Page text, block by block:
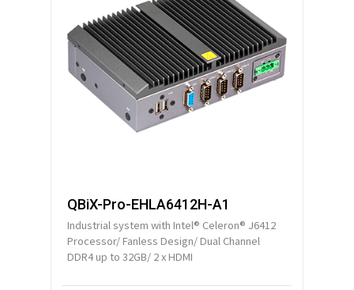
QBiX-Pro-EHLA6412H-A1
Industrial system with Intel® Celeron® J6412
Processor/ Fanless Design/ Dual Channel
DDR4 up to 32GB/ 2 x HDMI